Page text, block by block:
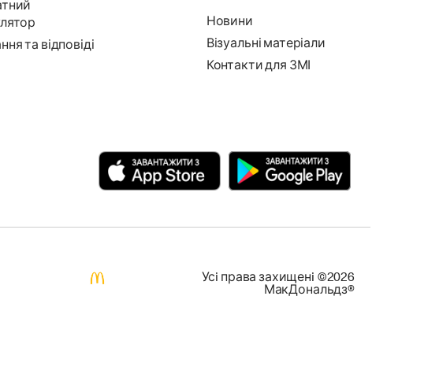
та відповіді
Новини
Візуальні матеріали
Контакти для ЗМІ
Усi права захищенi ©2026
МакДональдз®